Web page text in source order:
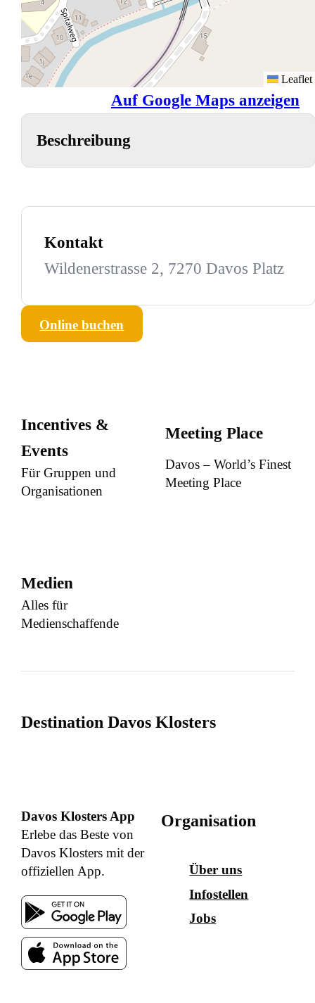
Leaflet
Auf Google Maps anzeigen
Beschreibung
Kontakt
Wildenerstrasse 2, 7270 Davos Platz
Online buchen
Incentives &
Events
Für Gruppen und
Organisationen
Meeting Place
Davos – World’s Finest
Meeting Place
Medien
Alles für
Medienschaffende
Destination Davos Klosters
Davos Klosters App
Erlebe das Beste von
Davos Klosters mit der
offiziellen App.
Organisation
Über uns
Infostellen
Jobs